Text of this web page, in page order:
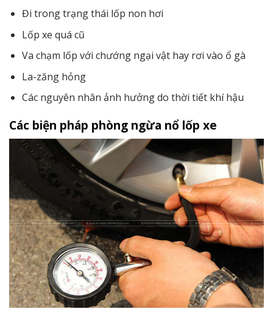
Đi trong trạng thái lốp non hơi
Lốp xe quá cũ
Va chạm lốp với chướng ngại vật hay rơi vào ổ gà
La-zăng hỏng
Các nguyên nhân ảnh hưởng do thời tiết khí hậu
Các biện pháp phòng ngừa nổ lốp xe